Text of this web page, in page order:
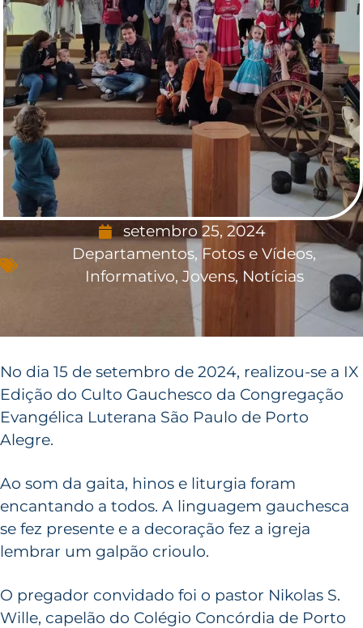
setembro 25, 2024
Departamentos, Fotos e Vídeos,
Informativo, Jovens, Notícias
No dia 15 de setembro de 2024, realizou-se a IX
Edição do Culto Gauchesco da Congregação
Evangélica Luterana São Paulo de Porto
Alegre.
Ao som da gaita, hinos e liturgia foram
encantando a todos. A linguagem gauchesca
se fez presente e a decoração fez a igreja
lembrar um galpão crioulo.
O pregador convidado foi o pastor Nikolas S.
Wille, capelão do Colégio Concórdia de Porto